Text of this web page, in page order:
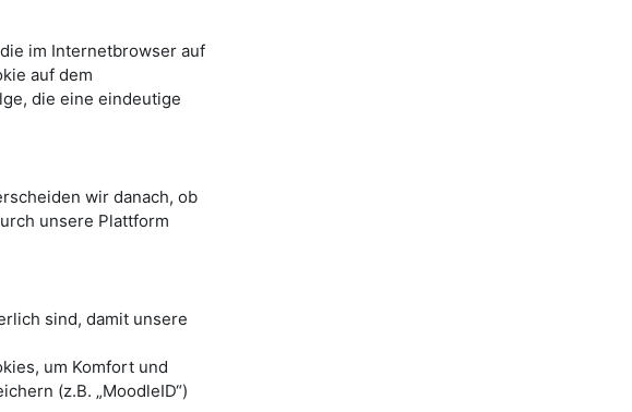
im Internetbrowser auf
auf dem
die eine eindeutige
wir danach, ob
unsere Plattform
sind, damit unsere
um Komfort und
(z.B. „MoodleID“)